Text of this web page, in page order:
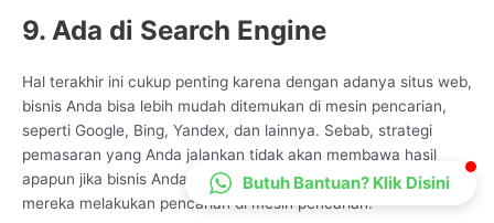
9. Ada di Search Engine
Hal terakhir ini cukup penting karena dengan adanya situs web,
bisnis Anda bisa lebih mudah ditemukan di mesin pencarian,
seperti Google, Bing, Yandex, dan lainnya. Sebab, strategi
pemasaran yang Anda jalankan tidak akan membawa hasil
apapun jika bisnis Anda tidak terlihat oleh calon konsumen saat
mereka melakukan pencarian di mesin pencarian.
Butuh Bantuan? Klik Disini